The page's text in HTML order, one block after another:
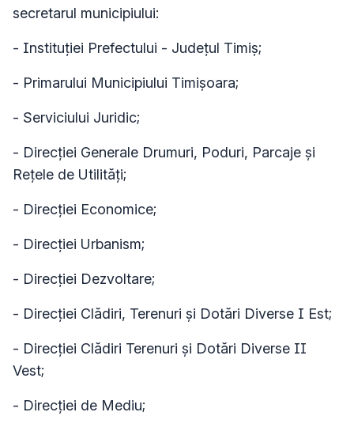
secretarul municipiului:
- Instituției Prefectului - Județul Timiș;
- Primarului Municipiului Timișoara;
- Serviciului Juridic;
- Direcției Generale Drumuri, Poduri, Parcaje și
Rețele de Utilități;
- Direcției Economice;
- Direcției Urbanism;
- Direcţiei Dezvoltare;
- Direcției Clădiri, Terenuri și Dotări Diverse I Est;
- Direcției Clădiri Terenuri și Dotări Diverse II
Vest;
- Direcției de Mediu;